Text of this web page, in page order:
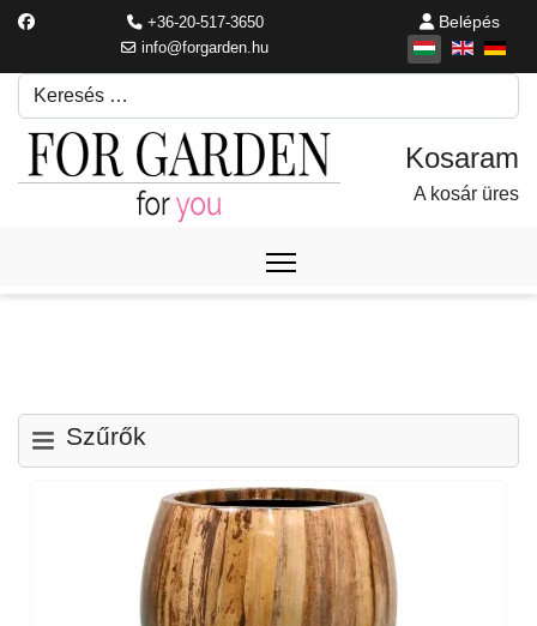
+36-20-517-3650
info@forgarden.hu
Belépés
Keresés
Írjon be egy keresési kifejezést.
A kosár üres
Szűrők